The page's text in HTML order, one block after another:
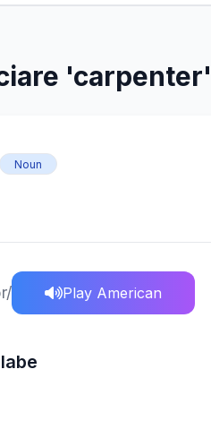
'carpenter'
Noun
Play American